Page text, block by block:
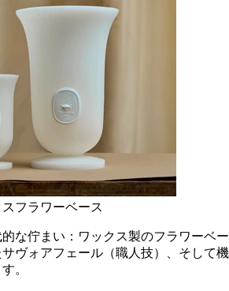
フラワーベース
な佇まい：ワックス製のフラワーベー
ヴォアフェール（職人技）、そして機
。